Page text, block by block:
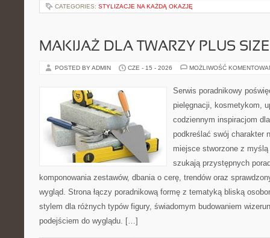
CATEGORIES: STYLIZACJE NA KAŻDĄ OKAZJĘ
MAKIJAŻ DLA TWARZY PLUS SIZE
POSTED BY ADMIN CZE - 15 - 2026 MOŻLIWOŚĆ
Serwis poradnikowy
pielęgnacji, kosmetykom,
codziennym inspiracjom
podkreślać swój charakter
miejsce stworzone z
szukają przystępnych
komponowania zestawów, dbania o cerę, trendów oraz
wygląd. Strona łączy poradnikową formę z tematyką bliską
stylem dla różnych typów figury, świadomym budowaniem
podejściem do wyglądu. […]